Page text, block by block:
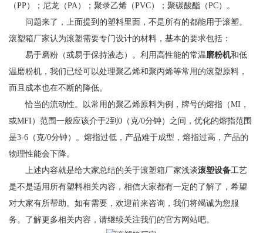
（PP）；尼龙（PA）；聚录乙烯（PVC）；聚碳酸酯（PC）。
问题来了，上面提到的塑料里面，不是所有的都能用于滚塑。
滚塑箱厂家认为滚塑需要专门设计的材料，基本的要求包括：
易于磨粉（或易于保持液态）。利用高性能的常温磨粉机和低
温磨粉机，我们已经可以处理聚乙烯和聚丙烯等常用的滚塑原料，
而且成本也在不断的降低。
恰当的流动性。以常用的聚乙烯原料为例，牌号的熔指（MI，
或MFI）范围一般应该介于2到0（克/0分钟）之间，优化的熔指范围
是3-6（克/0分钟）。熔指过低，产品难于成型，熔指过高，产品的
物理性能会下降。
上述内容就是给大家总结的关于滚塑箱厂家浅谈滚塑设备工艺
是不是适用所有塑料相关内容，相信大家都有一定的了解了，希望
对大家有所帮助。如有需要，欢迎前来咨询，我们将竭诚为您服
务。了解更多相关内容，请继续关注我们的官方网站吧。